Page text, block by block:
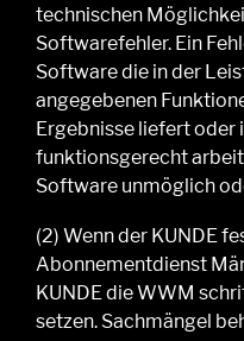
technischen
Softwarefehler. Ein
Software die in der
angegebenen
Ergebnisse liefert oder
funktionsgerecht
Software unmöglich
(2) Wennder KUNDE
Abonnementdienst
KUNDE die WWM
setzen. Sachmängel